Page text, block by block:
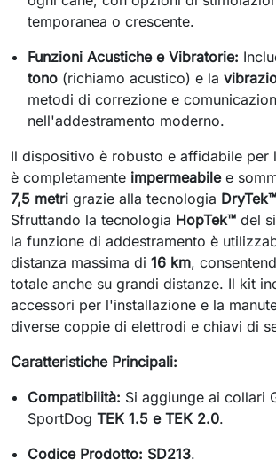
temporanea o crescente.
Funzioni Acustiche e Vibratorie:
tono (richiamo acustico) e la
metodi di correzione e
nell'addestramento moderno.
Il dispositivo è robusto e affidabile per
è completamente impermeabilee
7,5 metri grazie alla tecnologia DryTek™
Sfruttando la tecnologia HopTek™ del
la funzione di addestramento è
distanza massima di 16 km,
totale anche su grandi distanze. Il kit
accessori per l'installazione e la
diverse coppie di elettrodi e chiavi di
Caratteristiche Principali:
Compatibilità: Si aggiunge ai collari
SportDogTEK 1.5 e TEK 2.0.
Codice Prodotto: SD213.